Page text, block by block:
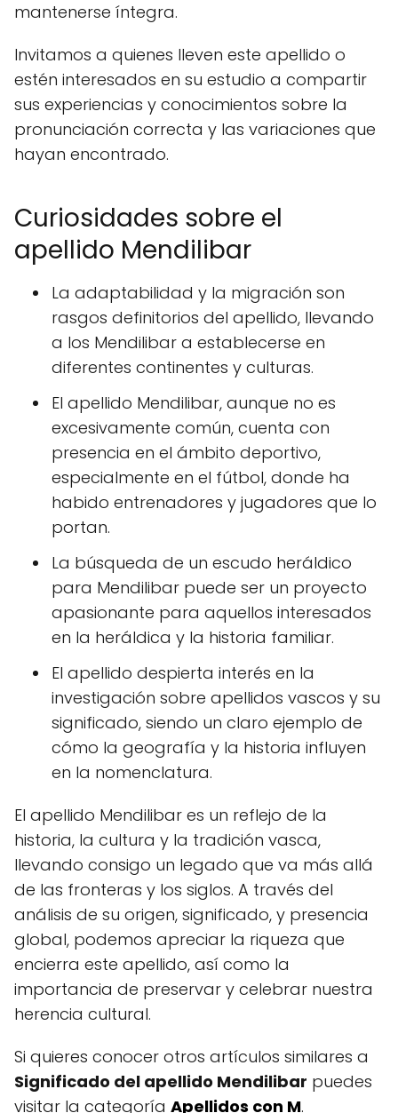
mantenerse íntegra.
Invitamos a quienes lleven este apellido o
estén interesados en su estudio a compartir
sus experiencias y conocimientos sobre la
pronunciación correcta y las variaciones que
hayan encontrado.
Curiosidades sobre el
apellido Mendilibar
La adaptabilidad y la migración son
rasgos definitorios del apellido, llevando
a los Mendilibar a establecerse en
diferentes continentes y culturas.
El apellido Mendilibar, aunque no es
excesivamente común, cuenta con
presencia en el ámbito deportivo,
especialmente en el fútbol, donde ha
habido entrenadores y jugadores que lo
portan.
La búsqueda de un escudo heráldico
para Mendilibar puede ser un proyecto
apasionante para aquellos interesados
en la heráldica y la historia familiar.
El apellido despierta interés en la
investigación sobre apellidos vascos y su
significado, siendo un claro ejemplo de
cómo la geografía y la historia influyen
en la nomenclatura.
El apellido Mendilibar es un reflejo de la
historia, la cultura y la tradición vasca,
llevando consigo un legado que va más allá
de las fronteras y los siglos. A través del
análisis de su origen, significado, y presencia
global, podemos apreciar la riqueza que
encierra este apellido, así como la
importancia de preservar y celebrar nuestra
herencia cultural.
Si quieres conocer otros artículos similares a
Significado del apellido Mendilibar puedes
visitar la categoría Apellidos con M.